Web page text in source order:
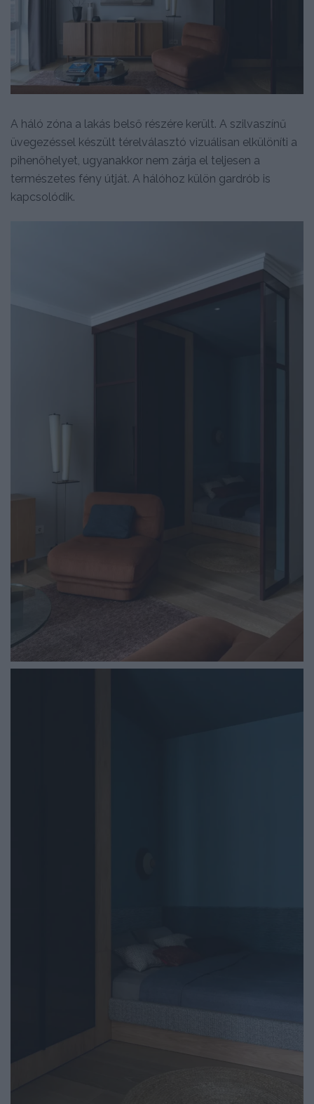
A háló zóna a lakás belső részére került. A szilvaszínű
üvegezéssel készült térelválasztó vizuálisan elkülöníti a
pihenőhelyet, ugyanakkor nem zárja el teljesen a
természetes fény útját. A hálóhoz külön gardrób is
kapcsolódik.